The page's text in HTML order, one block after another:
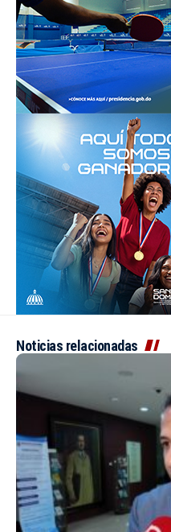
Noticias relacionadas